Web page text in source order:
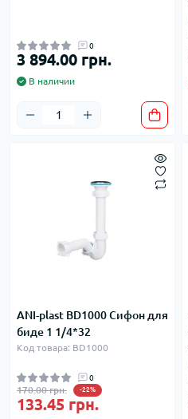
0
3 894.00 грн.
В наличии
ANI-plast BD1000 Сифон для
биде 1 1/4*32
Код товара: BD1000
0
170.00 грн. -22%
133.45 грн.